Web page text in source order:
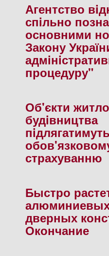
Агентство
спiльно
основними
Закону
процедуру"
Об'єкти
будiвництва
пiдлягатимуть
страхуванню
Быстро
дверных
Окончание